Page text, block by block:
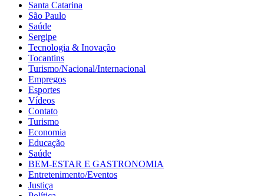
Santa Catarina
São Paulo
Saúde
Sergipe
Tecnologia & Inovação
Tocantins
Turismo/Nacional/Internacional
Empregos
Esportes
Vídeos
Contato
Turismo
Economia
Educação
Saúde
BEM-ESTAR E GASTRONOMIA
Entretenimento/Eventos
Justiça